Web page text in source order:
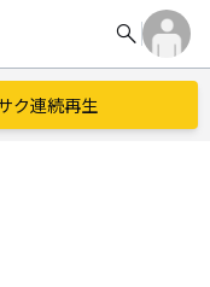
search
ク連続再生